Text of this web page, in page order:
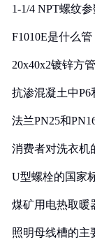
1-1/4 NPT螺纹
F1010E是什么
20x40x2镀锌方
抗渗混凝土中P6
法兰PN25和
消费者对洗衣机
U型螺栓的国家
煤矿用电热取暖
照明母线槽的主